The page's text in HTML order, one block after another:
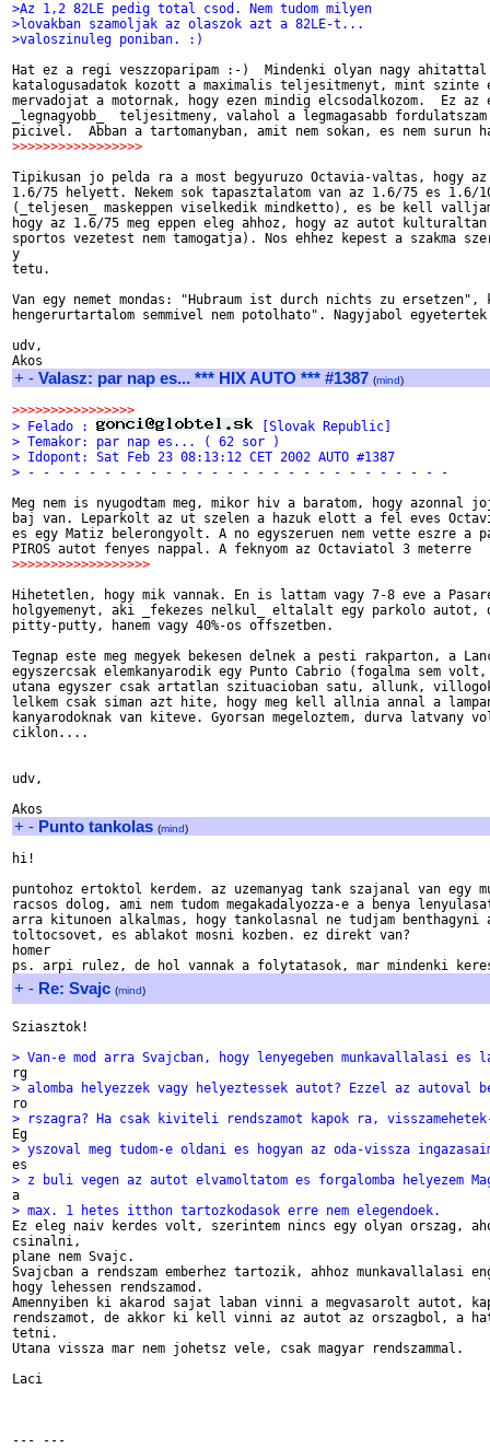
>Az 1,2 82LE pedig total csod. Nem tudom milyen
>lovakban szamoljak az olaszok azt a 82LE-t...
>valoszinuleg poniban. :)
Hat ez a regi veszzoparipam :-)  Mindenki olyan nagy
katalogusadatok kozott a maximalis teljesitmenyt, mint szinte
mervadojat a motornak, hogy ezen mindig elcsodalkozom.  Ez az
_legnagyobb_  teljesitmeny, valahol a legmagasabb
>>>>>>>>>>>>>>>>>
Tipikusan jo pelda ra a most begyuruzo Octavia-valtas, hogy
1.6/75 helyett. Nekem sok tapasztalatom van az 1.6/75 es 1.6/
(_teljesen_ maskeppen viselkedik mindketto), es be kell
hogy az 1.6/75 meg eppen eleg ahhoz, hogy az autot kulturaltan
sportos vezetest nem tamogatja). Nos ehhez kepest a szakma
y
tetu.
Van egy nemet mondas: "Hubraum ist durch nichts zu ersetzen",
hengerurtartalom semmivel nem potolhato". Nagyjabol
udv,
+ - Valasz: par nap es... *** HIX AUTO *** #1387 (mind)
>>>>>>>>>>>>>>>>
> Felado :
[Slovak Republic]
> Temakor: par nap es... ( 62 sor )
> Idopont: Sat Feb 23 08:13:12 CET 2002 AUTO #1387
> - - - - - - - - - - - - - - - - - - - - - - - - - - - -
Meg nem is nyugodtam meg, mikor hiv a baratom, hogy azonnal
baj van. Leparkolt az ut szelen a hazuk elott a fel eves
es egy Matiz belerongyolt. A no egyszeruen nem vette eszre a
>>>>>>>>>>>>>>>>>>
Hihetetlen, hogy mik vannak. En is lattam vagy 7-8 eve a
holgyemenyt, aki _fekezes nelkul_ eltalalt egy parkolo autot,
pitty-putty, hanem vagy 40%-os offszetben.
Tegnap este meg megyek bekesen delnek a pesti rakparton, a
egyszercsak elemkanyarodik egy Punto Cabrio (fogalma sem
utana egyszer csak artatlan szituacioban satu, allunk,
lelkem csak siman azt hite, hogy meg kell allnia annal a
kanyarodoknak van kiteve. Gyorsan megeloztem, durva latvany
ciklon....
udv,
+ - Punto tankolas (mind)
hi!
puntohoz ertoktol kerdem. az uzemanyag tank szajanal van egy
racsos dolog, ami nem tudom megakadalyozza-e a benya
arra kitunoen alkalmas, hogy tankolasnal ne tudjam benthagyni
toltocsovet, es ablakot mosni kozben. ez direkt van?
homer
+ - Re: Svajc (mind)
Sziasztok!
> Van-e mod arra Svajcban, hogy lenyegeben munkavallalasi es
> alomba helyezzek vagy helyeztessek autot? Ezzel az autoval
> rszagra? Ha csak kiviteli rendszamot kapok ra,
> yszoval meg tudom-e oldani es hogyan az oda-vissza
> z buli vegen az autot elvamoltatom es forgalomba helyezem
> max. 1 hetes itthon tartozkodasok erre nem elegendoek.
Ez eleg naiv kerdes volt, szerintem nincs egy olyan orszag,
csinalni,
plane nem Svajc.
Svajcban a rendszam emberhez tartozik, ahhoz munkavallalasi
hogy lehessen rendszamod.
Amennyiben ki akarod sajat laban vinni a megvasarolt autot,
rendszamot, de akkor ki kell vinni az autot az orszagbol, a
tetni.
Utana vissza mar nem johetsz vele, csak magyar rendszammal.
Laci
--- ---